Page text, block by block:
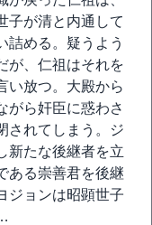
子が清と内通して
詰める。疑うよう
が、仁祖はそれを
い放つ。大殿から
がら奸臣に惑わさ
されてしまう。ジ
新たな後継者を立
ある崇善君を後継
ジョンは昭顕世子